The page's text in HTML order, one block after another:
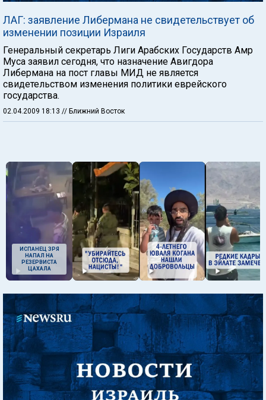
ЛАГ: заявление Либермана не свидетельствует об
изменении позиции Израиля
Генеральный секретарь Лиги Арабских Государств Амр
Муса заявил сегодня, что назначение Авигдора
Либермана на пост главы МИД не является
свидетельством изменения политики еврейского
государства.
02.04.2009 18:13 // Ближний Восток
ИСПАНЕЦ ЗРЯ
НАПАЛ НА
РЕЗЕРВИСТА
ЦАХАЛА